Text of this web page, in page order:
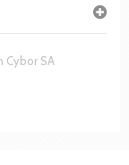
Cybor SA